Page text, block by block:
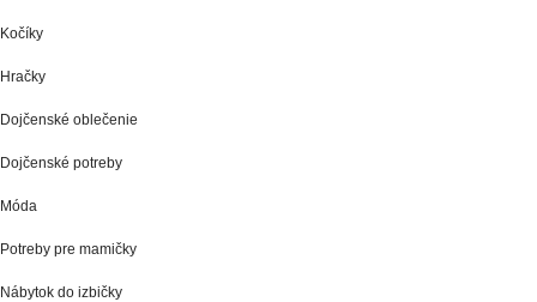
Kočíky
Hračky
Dojčenské oblečenie
Dojčenské potreby
Móda
Potreby pre mamičky
Nábytok do izbičky